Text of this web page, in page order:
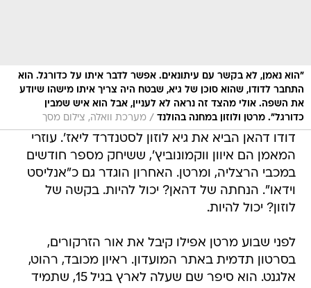
"הוא נאמן, לא בקשר עם עיתונאים. אפשר לדבר איתו על כדורגל. הוא
התחבר לדודו, שהוא סוכן של גיא, שבטח היה צריך איתו מישהו שיודע
את השפה. אולי מהצד זה נראה לא לעניין, אבל הוא איש שמבין
כדורגל". מרטן ולוזון במחנה בהולנד / מערכת וואלה, צילום מסך
דודו דהאן הביא את גיא לוזון לסטנדרד ליאז'. עוזרי
המאמן הם איוון ווקמונוביץ', ששיחק מספר חודשים
במכבי הרצליה, ומרטן. האחרון הוגדר גם כ"אנליסט
וידאו". הנחתה של דהאן? יכול להיות. בקשה של
לוזון? יכול להיות.
לפני שבוע מרטן אפילו קיבל את אור הזרקורים,
בסרטון תדמית באתר המועדון. ראיון מכובד, רהוט,
אלגנט. הוא סיפר שם שעלה לארץ בגיל 15, שתמיד